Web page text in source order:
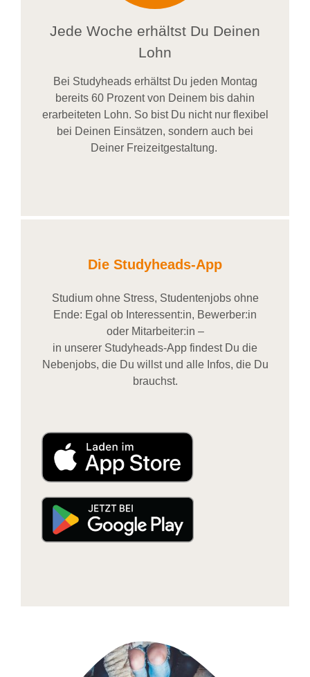
Jede Woche erhältst Du Deinen
Lohn
Bei Studyheadserhältst Du jeden Montag
bereits 60 Prozent von Deinem bis dahin
erarbeiteten Lohn. So bist Du nicht nur flexibel
bei Deinen Einsätzen, sondern auch bei
DeinerFreizeitgestaltung.
Die Studyheads-App
Studium ohne Stress, Studentenjobs ohne
Ende: Egal ob Interessent:in, Bewerber:in
oder Mitarbeiter:in –
in unserer Studyheads-App findest Du die
Nebenjobs, die Du willst und alle Infos, die Du
brauchst.